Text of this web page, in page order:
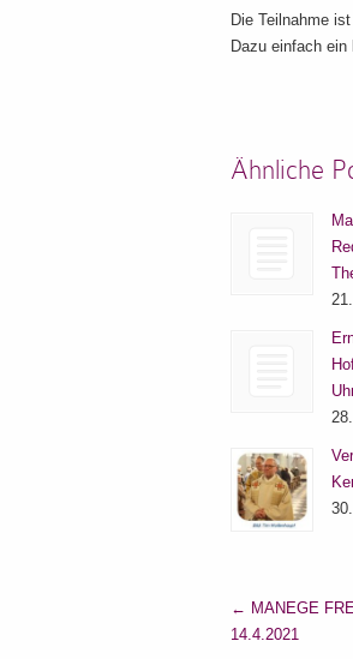
Die Teilnahme
Dazu einfach ein
Ähnliche
← MANEGE
14.4.2021